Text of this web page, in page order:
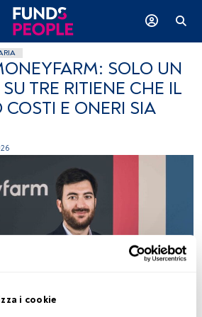
i cookie
SOLO UN
TRE RITIENE CHE IL
E ONERI SIA